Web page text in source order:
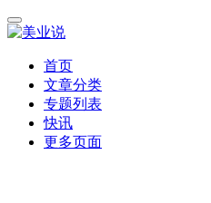
首页
文章分类
专题列表
快讯
更多页面